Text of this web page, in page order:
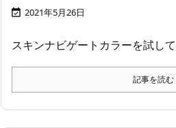
 2021年5月26日
スキンナビゲートカラーを試して
記事を読む